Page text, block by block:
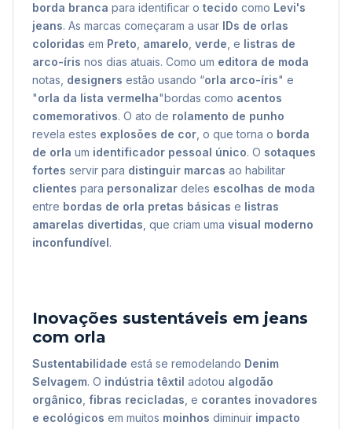
borda branca para identificar o tecido como Levi's
jeans. As marcas começaram a usar IDs de orlas
coloridas em Preto amarelo verde , e listras de
arco-íris nos dias atuais. Como um editora de moda
notas, designers estão usando “orla arco-íris" e
"orla da lista vermelha"bordas como acentos
comemorativos. O ato de rolamento de punho
revela estes explosões de cor , o que torna o borda
de orla um identificador pessoal único. O sotaques
fortes servir para distinguir marcas ao habilitar
clientes para personalizar deles escolhas de moda
entre bordas de orla pretas básicas e listras
amarelas divertidas , que criam uma visual moderno
inconfundível.
Inovações sustentáveis em jeans
com orla
Sustentabilidade está se remodelando Denim
Selvagem. O indústria têxtil adotou algodão
orgânico fibras recicladas , e corantes inovadores
e ecológicos em muitos moinhos diminuir impacto